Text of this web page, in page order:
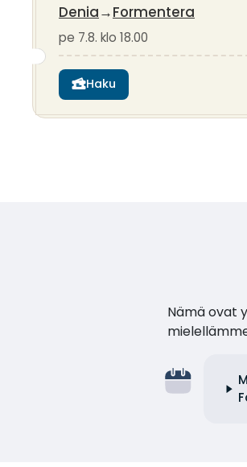
Denia→Formentera
pe 7.8. klo 18.00
Haku
Nämä ovat